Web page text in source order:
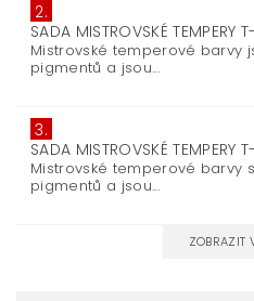
2.
SADA MISTROVSKÉ TEMPERY
Mistrovské temperové barvy
pigmentů a jsou...
3.
SADA MISTROVSKÉ TEMPERY
Mistrovské temperové barvy
pigmentů a jsou...
ZOBRAZIT